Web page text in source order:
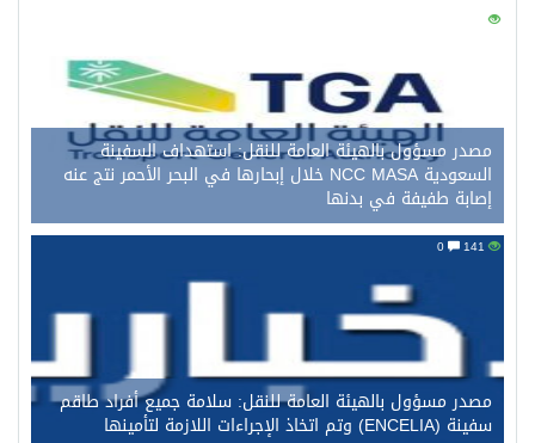
152
مصدر مسؤول بالهيئة العامة للنقل: استهداف السفينة
السعودية NCC MASA خلال إبحارها في البحر الأحمر نتج عنه
إصابة طفيفة في بدنها
مصدر مسؤول بالهيئة العامة للنقل: سلامة جميع أفراد طاقم
سفينة (ENCELIA) وتم اتخاذ الإجراءات اللازمة لتأمينها